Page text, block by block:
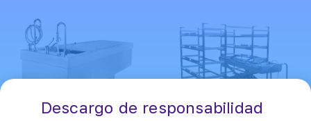
Descargo de responsabilidad